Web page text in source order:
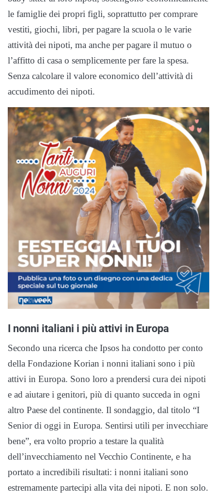
le famiglie dei propri figli, soprattutto per comprare
vestiti, giochi, libri, per pagare la scuola o le varie
attività dei nipoti, ma anche per pagare il mutuo o
l’affitto di casa o semplicemente per fare la spesa.
Senza calcolare il valore economico dell’attività di
accudimento dei nipoti.
I nonni italiani i più attivi in Europa
Secondo una ricerca che Ipsos ha condotto per conto
della Fondazione Korian i nonni italiani sono i più
attivi in Europa. Sono loro a prendersi cura dei nipoti
e ad aiutare i genitori, più di quanto succeda in ogni
altro Paese del continente. Il sondaggio, dal titolo “I
Senior di oggi in Europa. Sentirsi utili per invecchiare
bene”, era volto proprio a testare la qualità
dell’invecchiamento nel Vecchio Continente, e ha
portato a incredibili risultati: i nonni italiani sono
estremamente partecipi alla vita dei nipoti. E non solo.